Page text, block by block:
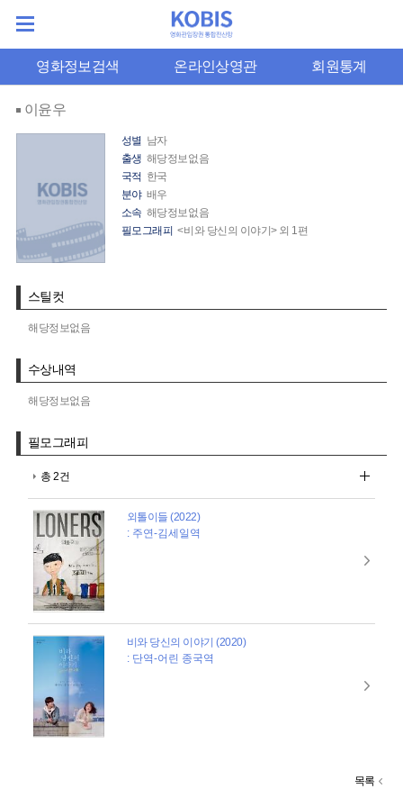
영화정보검색 온라인상영관 회원통계
이윤우
성별 남자
출생 해당정보없음
국적 한국
분야 배우
소속 해당정보없음
필모그래피 <비와 당신의 이야기> 외 1편
스틸컷
해당정보없음
수상내역
해당정보없음
필모그래피
총 2건
외톨이들 (2022)
: 주연-김세일역
비와 당신의 이야기 (2020)
: 단역-어린 종국역
목록